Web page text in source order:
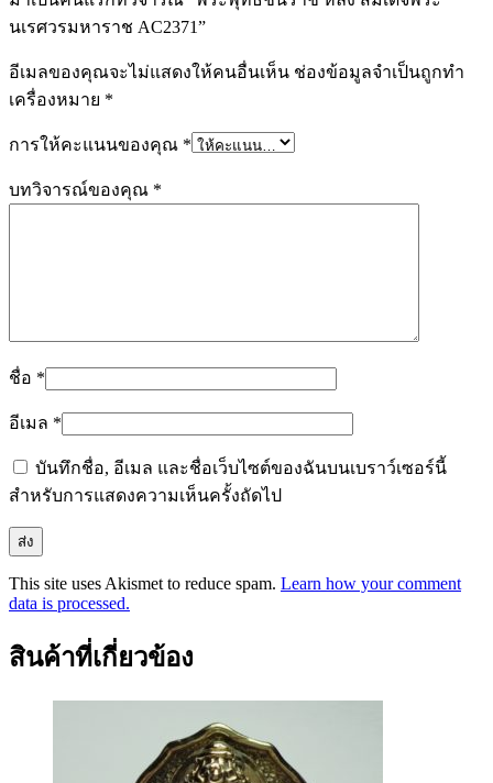
นเรศวรมหาราช AC2371”
อีเมลของคุณจะไม่แสดงให้คนอื่นเห็น ช่องข้อมูลจำเป็นถูกทำ
เครื่องหมาย *
การให้คะแนนของคุณ *
บทวิจารณ์ของคุณ *
ชื่อ *
อีเมล *
บันทึกชื่อ, อีเมล และชื่อเว็บไซต์ของฉันบนเบราว์เซอร์นี้
สำหรับการแสดงความเห็นครั้งถัดไป
This site uses Akismet to reduce spam. Learn how your comment
data is processed.
สินค้าที่เกี่ยวข้อง